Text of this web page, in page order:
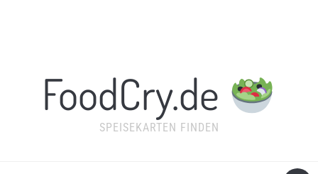
FoodCry.de
SPEISEKARTEN FINDEN